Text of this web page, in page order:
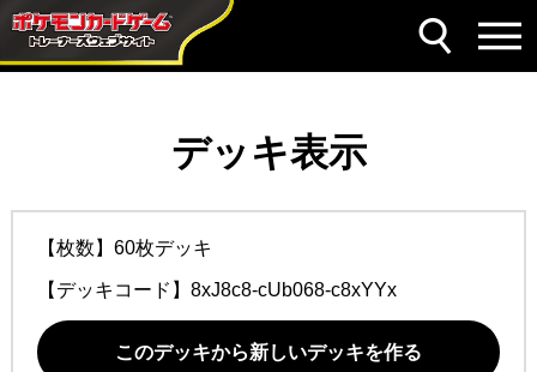
デッキ表示
【枚数】60枚デッキ
【デッキコード】 8xJ8c8-cUb068-c8xYYx
このデッキから新しいデッキを作る